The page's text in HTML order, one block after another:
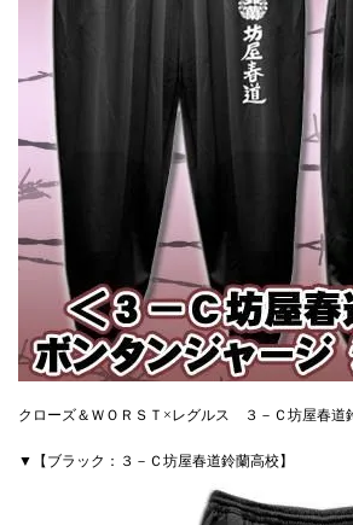
クローズ＆ＷＯＲＳＴ×レグルス ３－Ｃ坊屋春道
▼【ブラック：３－Ｃ坊屋春道鈴蘭高校】